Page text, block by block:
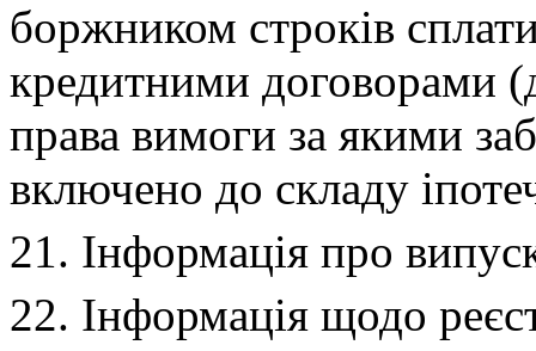
боржником строків
кредитними договорами
права вимоги за якими
включено до складу
21. Інформація про
22. Інформація щодо